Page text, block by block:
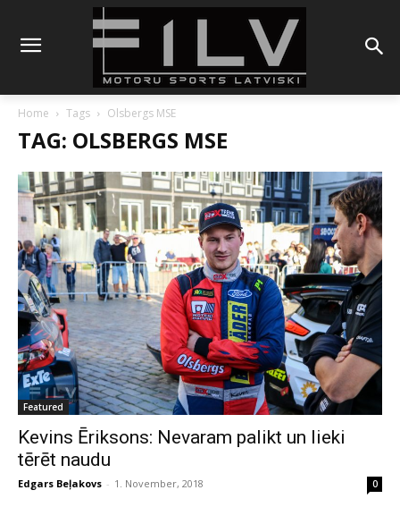
Home Tags Olsbergs MSE
TAG: OLSBERGS MSE
Featured
Kevins Ēriksons: Nevaram palikt un lieki
tērēt naudu
Edgars Beļakovs - 1. November, 2018 0